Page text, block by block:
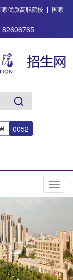
家优质高职院校
国家
0052
切
换